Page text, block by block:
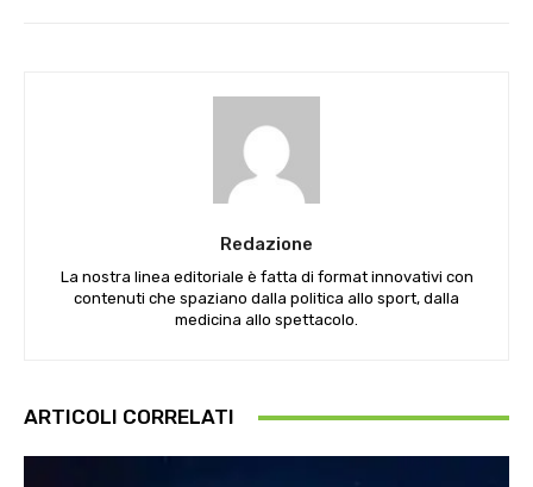
Redazione
La nostra linea editoriale è fatta di format innovativi con
contenuti che spaziano dalla politica allo sport, dalla
medicina allo spettacolo.
ARTICOLI CORRELATI